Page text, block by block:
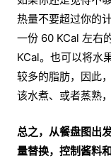
热量不要超过你的
一份 60 KCal 左右
KCal。也可以将水
较多的脂肪，因此
该水煮、或者蒸熟
总之，从餐盘图出
量替换，控制酱料